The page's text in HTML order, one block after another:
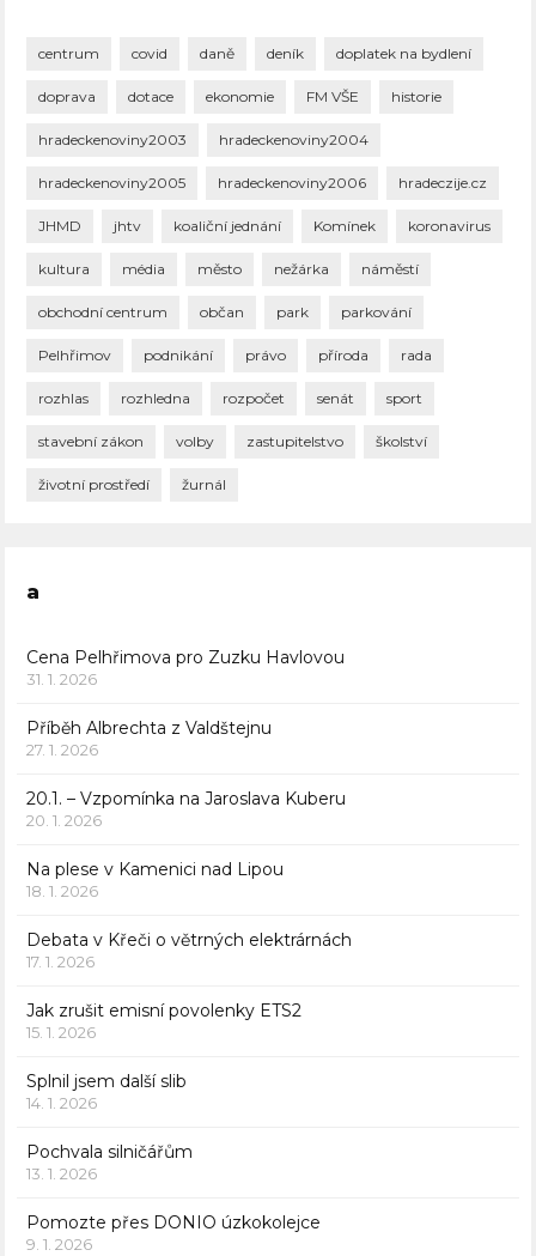
centrum covid daně deník doplatek na bydlení
doprava dotace ekonomie FM VŠE historie
hradeckenoviny2003 hradeckenoviny2004
hradeckenoviny2005 hradeckenoviny2006 hradeczije.cz
JHMD jhtv koaliční jednání Komínek koronavirus
kultura média město nežárka náměstí
obchodní centrum občan park parkování
Pelhřimov podnikání právo příroda rada
rozhlas rozhledna rozpočet senát sport
stavební zákon volby zastupitelstvo školství
životní prostředí žurnál
a
Cena Pelhřimova pro Zuzku Havlovou
31. 1. 2026
Příběh Albrechta z Valdštejnu
27. 1. 2026
20.1. – Vzpomínka na Jaroslava Kuberu
20. 1. 2026
Na plese v Kamenici nad Lipou
18. 1. 2026
Debata v Křeči o větrných elektrárnách
17. 1. 2026
Jak zrušit emisní povolenky ETS2
15. 1. 2026
Splnil jsem další slib
14. 1. 2026
Pochvala silničářům
13. 1. 2026
Pomozte přes DONIO úzkokolejce
9. 1. 2026